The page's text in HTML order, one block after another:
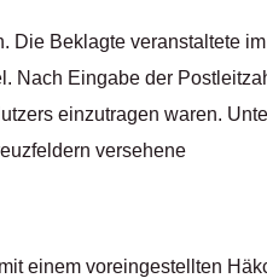
Die Beklagte veranstaltete im
Nach Eingabe der
einzutragen waren.
versehene
einem voreingestellten